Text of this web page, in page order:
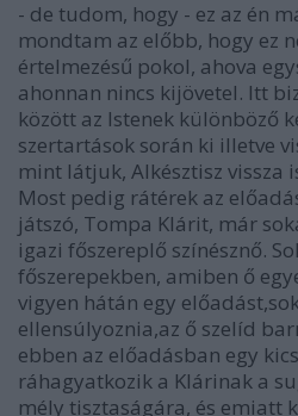
- de tudom, hogy - ez az én
mondtam az előbb, hogy ez
értelmezésű pokol, ahova
ahonnan nincs kijövetel. Itt
között az Istenek különböző
szertartások során ki illetve
mint látjuk, Alkésztisz vissza
Most pedig rátérek az
játszó, Tompa Klárit, már
igazi főszereplő színésznő.
főszerepekben, amiben ő
vigyen hátán egy
ellensúlyoznia,az ő szelíd
ebben az előadásban egy
ráhagyatkozik a Klárinak a
mély tisztaságára, és emiatt